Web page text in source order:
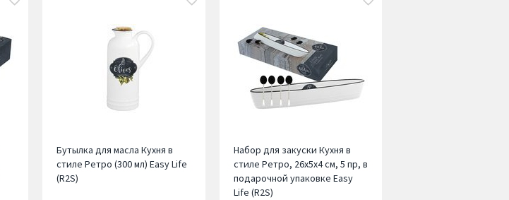
Бутылка для масла Кухня в
стиле Ретро (300 мл) Easy Life
(R2S)
Набор для закуски Кухня в
стиле Ретро, 26х5х4 см, 5 пр, в
подарочной упаковке Easy
Life (R2S)